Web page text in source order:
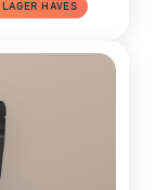
HAVES